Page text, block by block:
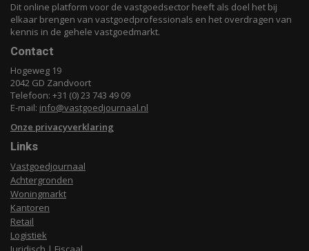
Dit online platform voor de vastgoedsector heeft als doel het bij
elkaar brengen van vastgoedprofessionals en het overdragen van
kennis in de gehele vastgoedmarkt.
Contact
Hogeweg 19
2042 GD Zandvoort
Telefoon: +31 (0) 23 743 49 09
E-mail: info@vastgoedjournaal.nl
Onze privacyverklaring
Links
Vastgoedjournaal
Achtergronden
Woningmarkt
Kantoren
Retail
Logistiek